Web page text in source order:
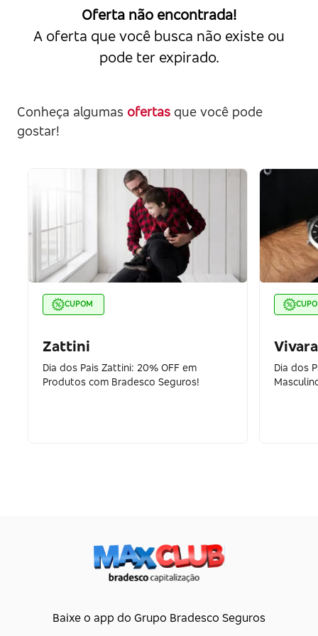
Oferta não encontrada!
A oferta que você busca não existe ou
pode ter expirado.
Conheça algumas ofertas que você pode
gostar!
CUPOM
Zattini
Dia dos Pais Zattini: 20% OFF em
Produtos com Bradesco Seguros!
Vivara
Dia dos
Baixe o app do Grupo Bradesco Seguros